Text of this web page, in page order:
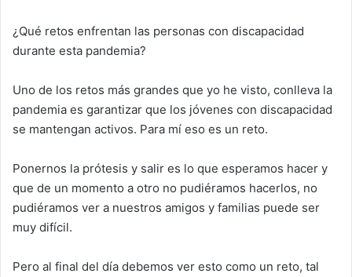
¿Qué retos enfrentan las personas con discapacidad
durante esta pandemia?
Uno de los retos más grandes que yo he visto, conlleva la
pandemia es garantizar que los jóvenes con discapacidad
se mantengan activos. Para mí eso es un reto.
Ponernos la prótesis y salir es lo que esperamos hacer y
que de un momento a otro no pudiéramos hacerlos, no
pudiéramos ver a nuestros amigos y familias puede ser
muy difícil.
Pero al final del día debemos ver esto como un reto, tal